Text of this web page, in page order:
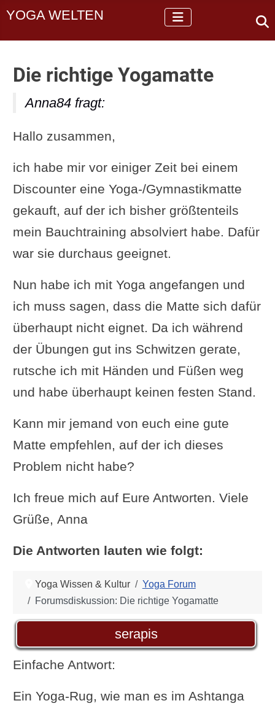
YOGA WELTEN
Die richtige Yogamatte
Anna84 fragt:
Hallo zusammen,
ich habe mir vor einiger Zeit bei einem
Discounter eine Yoga-/Gymnastikmatte
gekauft, auf der ich bisher größtenteils
mein Bauchtraining absolviert habe. Dafür
war sie durchaus geeignet.
Nun habe ich mit Yoga angefangen und
ich muss sagen, dass die Matte sich dafür
überhaupt nicht eignet. Da ich während
der Übungen gut ins Schwitzen gerate,
rutsche ich mit Händen und Füßen weg
und habe überhaupt keinen festen Stand.
Kann mir jemand von euch eine gute
Matte empfehlen, auf der ich dieses
Problem nicht habe?
Ich freue mich auf Eure Antworten. Viele
Grüße, Anna
Die Antworten lauten wie folgt:
Yoga Wissen & Kultur
Yoga Forum
Forumsdiskussion: Die richtige Yogamatte
serapis
Einfache Antwort:
Ein Yoga-Rug, wie man es im Ashtanga